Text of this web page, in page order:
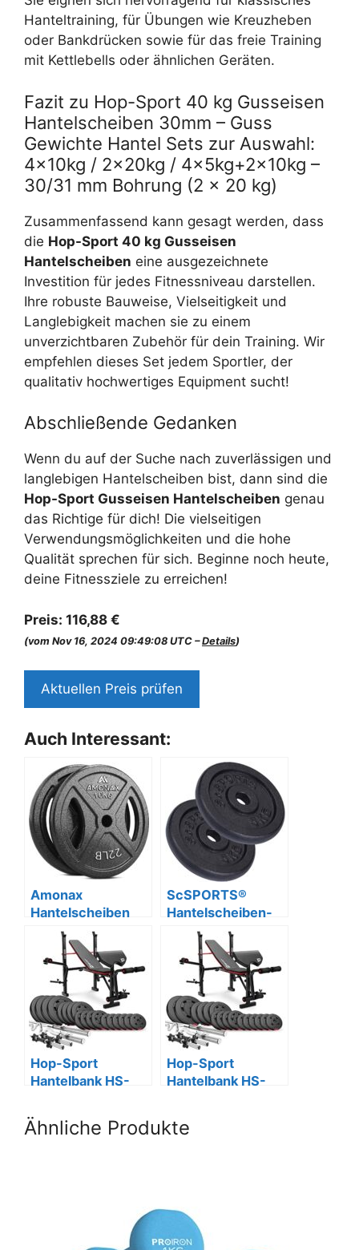
Hanteltraining, für Übungen wie Kreuzheben
oder Bankdrücken sowie für das freie Training
mit Kettlebells oder ähnlichen Geräten.
Fazit zu Hop-Sport 40 kg Gusseisen
Hantelscheiben 30mm – Guss
Gewichte Hantel Sets zur Auswahl:
4x10kg / 2x20kg / 4x5kg+2x10kg –
30/31 mm Bohrung (2 x 20 kg)
Zusammenfassend kann gesagt werden, dass
die Hop-Sport 40 kg Gusseisen
Hantelscheiben eine ausgezeichnete
Investition für jedes Fitnessniveau darstellen.
Ihre robuste Bauweise, Vielseitigkeit und
Langlebigkeit machen sie zu einem
unverzichtbaren Zubehör für dein Training. Wir
empfehlen dieses Set jedem Sportler, der
qualitativ hochwertiges Equipment sucht!
Abschließende Gedanken
Wenn du auf der Suche nach zuverlässigen und
langlebigen Hantelscheiben bist, dann sind die
Hop-Sport Gusseisen Hantelscheiben genau
das Richtige für dich! Die vielseitigen
Verwendungsmöglichkeiten und die hohe
Qualität sprechen für sich. Beginne noch heute,
deine Fitnessziele zu erreichen!
Preis: 116,88 €
(vom Nov 16, 2024 09:49:08 UTC –Details)
Aktuellen Preis prüfen
Auch Interessant:
Amonax
Hantelscheiben
Set Gusseisen
2,5-10kg für Home
Gym
ScSPORTS®
Hantelscheiben-
Set, 10-40kg,
Gusseisen,
Schwarz
Hop-Sport
Hantelbank HS-
kg Set
Hop-Sport
Hantelbank HS-
Ähnliche Produkte